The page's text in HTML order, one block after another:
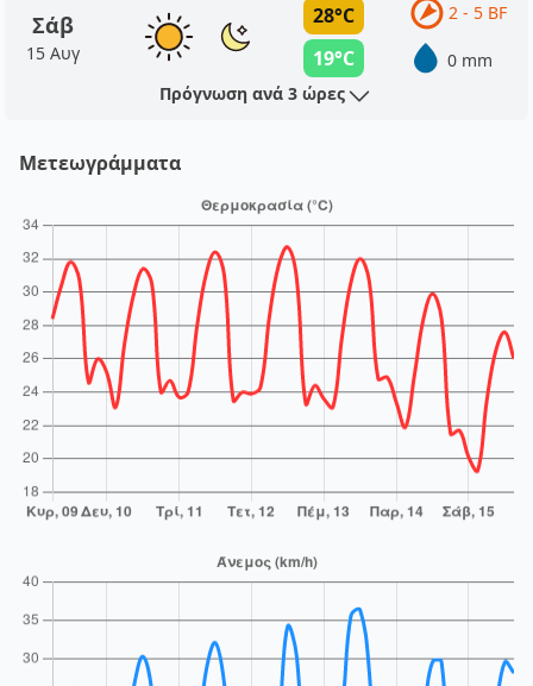
Σάβ
15 Αυγ
28°C
19°C
2 - 5 BF
0 mm
Πρόγνωση ανά 3 ώρες
Μετεωγράμματα